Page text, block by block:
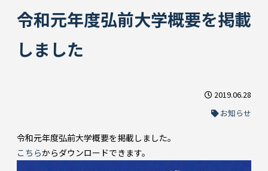
令和元年度弘前大学概要を掲載
しました
2019.06.28
お知らせ
令和元年度弘前大学概要を掲載しました。
こちらからダウンロードできます。